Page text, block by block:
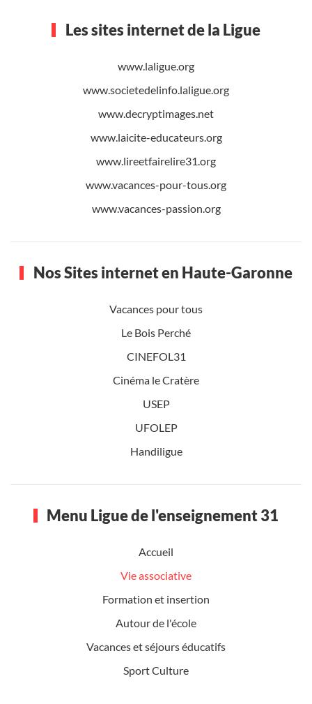
Les sites internet de la Ligue
www.laligue.org
www.societedelinfo.laligue.org
www.decryptimages.net
www.laicite-educateurs.org
www.lireetfairelire31.org
www.vacances-pour-tous.org
www.vacances-passion.org
Nos Sites internet en Haute-Garonne
Vacances pour tous
Le Bois Perché
CINEFOL31
Cinéma le Cratère
USEP
UFOLEP
Handiligue
Menu Ligue de l'enseignement 31
Accueil
Vie associative
Formation et insertion
Autour de l'école
Vacances et séjours éducatifs
Sport Culture